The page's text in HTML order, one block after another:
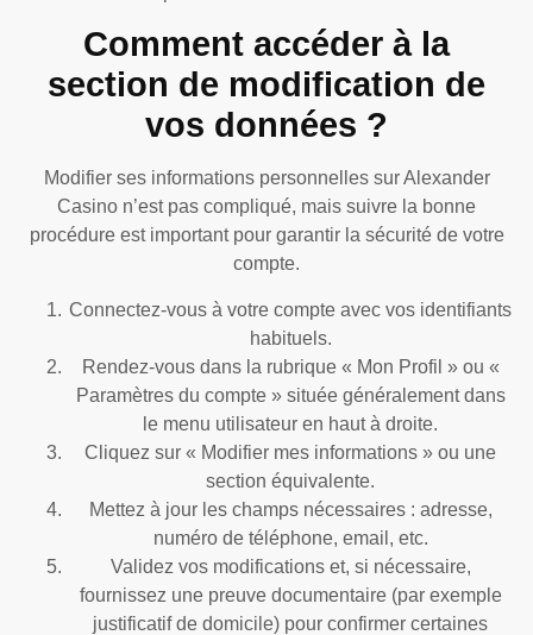
Comment accéder à la
section de modification de
vos données ?
Modifier ses informations personnelles sur Alexander
Casino n’est pas compliqué, mais suivre la bonne
procédure est important pour garantir la sécurité de votre
compte.
Connectez-vous à votre compte avec vos identifiants
habituels.
Rendez-vous dans la rubrique « Mon Profil » ou «
Paramètres du compte » située généralement dans
le menu utilisateur en haut à droite.
Cliquez sur « Modifier mes informations » ou une
section équivalente.
Mettez à jour les champs nécessaires : adresse,
numéro de téléphone, email, etc.
Validez vos modifications et, si nécessaire,
fournissez une preuve documentaire (par exemple
justificatif de domicile) pour confirmer certaines